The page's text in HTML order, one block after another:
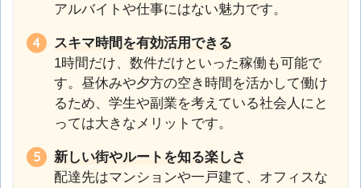
アルバイトや仕事にはない魅力です。
スキマ時間を有効活用できる
1時間だけ、数件だけといった稼働も可能で
す。昼休みや夕方の空き時間を活かして働け
るため、学生や副業を考えている社会人にと
っては大きなメリットです。
新しい街やルートを知る楽しさ
配達先はマンションや一戸建て、オフィスな